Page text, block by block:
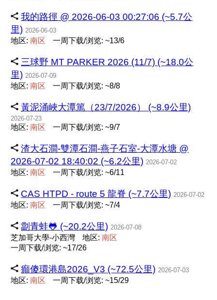
我的路徑 @ 2026-06-03 00:27:06 (~5.7公
里) 2026-06-03
地区:南区 一周下载/浏览: ~13/6
三球野 MT PARKER 2026 (11/7) (~18.0公
里) 2026-07-09
地区:南区 一周下载/浏览: ~8/8
黃泥涌峽大潭篤（23/7/2026） (~8.9公里)
2026-07-23
地区:南区 一周下载/浏览: ~9/7
渣大石澗-雙潭石澗-燕子石室-大潭水塘 @
2026-07-02 18:40:02 (~6.2公里) 2026-07-02
地区:南区 一周下载/浏览: ~6/11
CAS HTPD - route 5 龍脊 (~7.7公里) 2026-07-02
地区:南区 一周下载/浏览: ~7/4
劏青蛙🐸 (~20.2公里) 2026-07-08
芝加哥大學-小西灣 地区:南区
一周下载/浏览: ~17/26
癲傻環港島2026_V3 (~72.5公里) 2026-07-03
地区:南区 一周下载/浏览: ~15/29